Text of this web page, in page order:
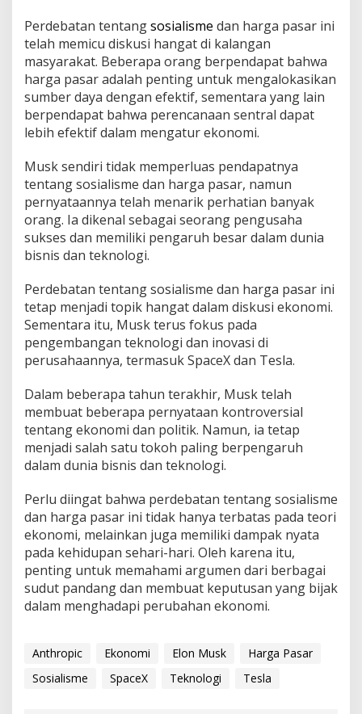
Perdebatan tentangsosialisme dan harga pasar ini
telah memicu diskusi hangat di kalangan
masyarakat. Beberapa orang berpendapat bahwa
harga pasar adalah penting untuk mengalokasikan
sumber daya dengan efektif, sementara yang lain
berpendapat bahwa perencanaan sentral dapat
lebih efektif dalam mengatur ekonomi.
Musk sendiri tidak memperluas pendapatnya
tentang sosialisme dan harga pasar, namun
pernyataannya telah menarik perhatian banyak
orang. Ia dikenal sebagai seorang pengusaha
sukses dan memiliki pengaruh besar dalam dunia
bisnis dan teknologi.
Perdebatan tentang sosialisme dan harga pasar ini
tetap menjadi topik hangat dalam diskusi ekonomi.
Sementara itu, Musk terus fokus pada
pengembangan teknologi dan inovasi di
perusahaannya, termasuk SpaceX dan Tesla.
Dalam beberapa tahun terakhir, Musk telah
membuat beberapa pernyataan kontroversial
tentang ekonomi dan politik. Namun, ia tetap
menjadi salah satu tokoh paling berpengaruh
dalam dunia bisnis dan teknologi.
Perlu diingat bahwa perdebatan tentang sosialisme
dan harga pasar ini tidak hanya terbatas pada teori
ekonomi, melainkan juga memiliki dampak nyata
pada kehidupan sehari-hari. Oleh karena itu,
penting untuk memahami argumen dari berbagai
sudut pandang dan membuat keputusan yang bijak
dalam menghadapi perubahan ekonomi.
Anthropic Ekonomi Elon Musk
Harga Pasar
Sosialisme
SpaceX Teknologi Tesla